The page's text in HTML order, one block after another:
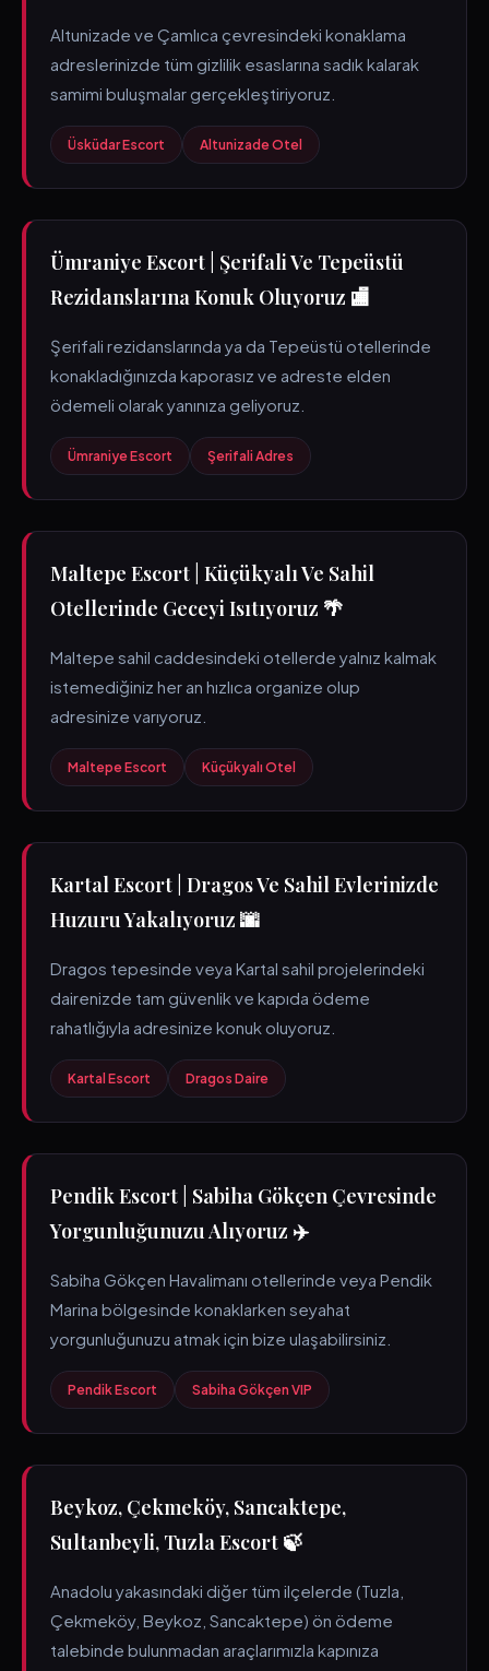
Altunizade ve Çamlıca çevresindeki konaklama
adreslerinizde tüm gizlilik esaslarına sadık kalarak
samimi buluşmalar gerçekleştiriyoruz.
Üsküdar Escort Altunizade Otel
Ümraniye Escort | Şerifali Ve Tepeüstü
Rezidanslarına Konuk Oluyoruz 🏬
Şerifali rezidanslarında ya da Tepeüstü otellerinde
konakladığınızda kaporasız ve adreste elden
ödemeli olarak yanınıza geliyoruz.
Ümraniye Escort Şerifali Adres
Maltepe Escort | Küçükyalı Ve Sahil
Otellerinde Geceyi Isıtıyoruz 🌴
Maltepe sahil caddesindeki otellerde yalnız kalmak
istemediğiniz her an hızlıca organize olup
adresinize varıyoruz.
Maltepe Escort Küçükyalı Otel
Kartal Escort | Dragos Ve Sahil Evlerinizde
Huzuru Yakalıyoruz 🌆
Dragos tepesinde veya Kartal sahil projelerindeki
dairenizde tam güvenlik ve kapıda ödeme
rahatlığıyla adresinize konuk oluyoruz.
Kartal Escort Dragos Daire
Pendik Escort | Sabiha Gökçen Çevresinde
Yorgunluğunuzu Alıyoruz ✈️
Sabiha Gökçen Havalimanı otellerinde veya Pendik
Marina bölgesinde konaklarken seyahat
yorgunluğunuzu atmak için bize ulaşabilirsiniz.
Pendik Escort Sabiha Gökçen VIP
Beykoz, Çekmeköy, Sancaktepe,
Sultanbeyli, Tuzla Escort 🍃
Anadolu yakasındaki diğer tüm ilçelerde (Tuzla,
Çekmeköy, Beykoz, Sancaktepe) ön ödeme
talebinde bulunmadan araçlarımızla kapınıza